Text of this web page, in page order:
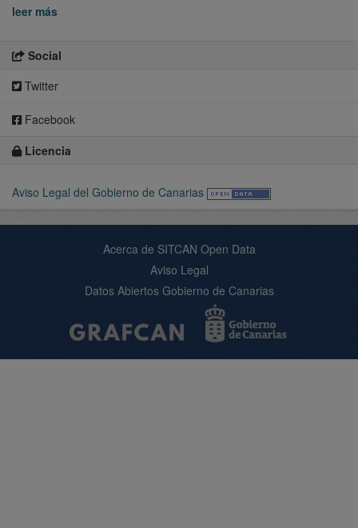
leer más
Social
Twitter
Facebook
Licencia
Aviso Legal del Gobierno de Canarias
Acerca de SITCAN Open Data
Aviso Legal
Datos Abiertos Gobierno de Canarias